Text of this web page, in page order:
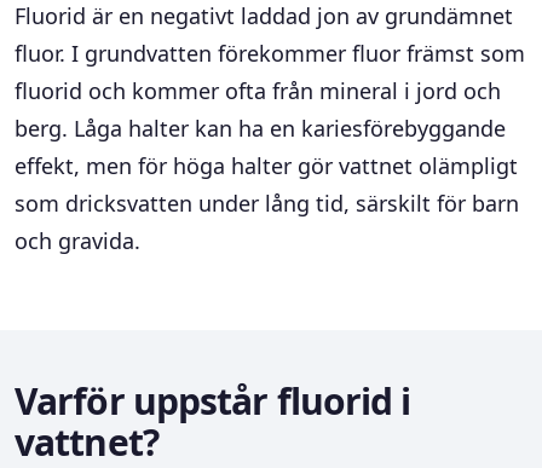
Fluorid är en negativt laddad jon av grundämnet
fluor. I grundvatten förekommer fluor främst som
fluorid och kommer ofta från mineral i jord och
berg. Låga halter kan ha en kariesförebyggande
effekt, men för höga halter gör vattnet olämpligt
som dricksvatten under lång tid, särskilt för barn
och gravida.
Varför uppstår fluorid i
vattnet?